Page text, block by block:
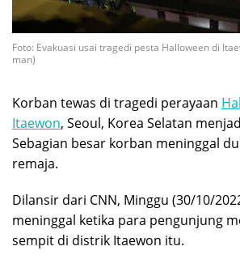
Foto: Evakuasi usai tragedi pesta Halloween di
man)
Korban tewas di tragedi perayaan
Itaewon, Seoul, Korea Selatan
Sebagian besar korban meninggal
remaja.
Dilansir dari CNN, Minggu (30/10/
meninggal ketika para pengunjung
sempit di distrik Itaewon itu.